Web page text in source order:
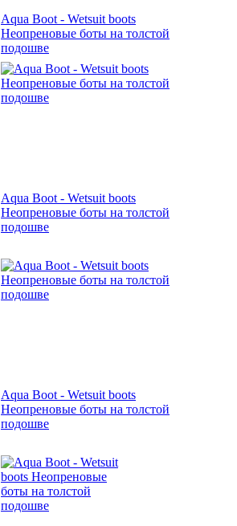
Aqua Boot - Wetsuit boots
Неопреновые боты на толстой
подошве
Aqua Boot - Wetsuit boots
Неопреновые боты на толстой
подошве
Aqua Boot - Wetsuit boots
Неопреновые боты на толстой
подошве